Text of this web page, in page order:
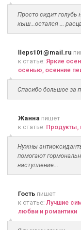
Просто сидит голубь
кыш...остался ...
lleps101@mail.ru
к статье: Яркие
осенью, осенние
Спасибо большое за
Жанна пишет
к статье:
Нужны
помогают
наступление...
Гость пишет
к статье: Лучшие
любви и романтики